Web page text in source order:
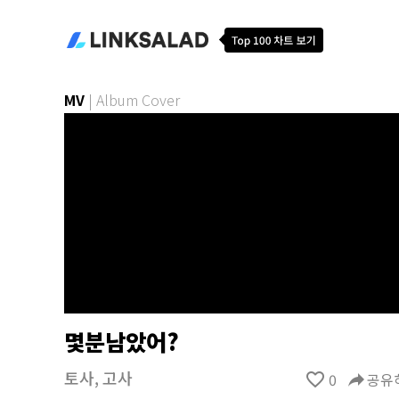
MV | Album Cover
몇분남았어?
토사,고사 favorite_border 0 reply공유